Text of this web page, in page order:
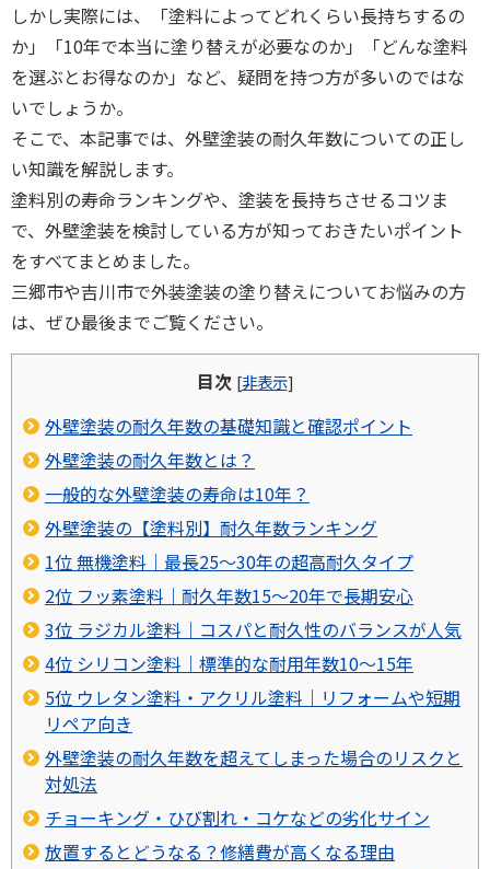
しかし実際には、「塗料によってどれくらい長持ちするの
か」「10年で本当に塗り替えが必要なのか」「どんな塗料
を選ぶとお得なのか」など、疑問を持つ方が多いのではな
いでしょうか。
そこで、本記事では、外壁塗装の耐久年数についての正し
い知識を解説します。
塗料別の寿命ランキングや、塗装を長持ちさせるコツま
で、外壁塗装を検討している方が知っておきたいポイント
をすべてまとめました。
三郷市や吉川市で外装塗装の塗り替えについてお悩みの方
は、ぜひ最後までご覧ください。
目次 [非表示]
外壁塗装の耐久年数の基礎知識と確認ポイント
外壁塗装の耐久年数とは？
一般的な外壁塗装の寿命は10年？
外壁塗装の【塗料別】耐久年数ランキング
1位 無機塗料｜最長25〜30年の超高耐久タイプ
2位 フッ素塗料｜耐久年数15〜20年で長期安心
3位 ラジカル塗料｜コスパと耐久性のバランスが人気
4位 シリコン塗料｜標準的な耐用年数10〜15年
5位 ウレタン塗料・アクリル塗料｜リフォームや短期
リペア向き
外壁塗装の耐久年数を超えてしまった場合のリスクと
対処法
チョーキング・ひび割れ・コケなどの劣化サイン
放置するとどうなる？修繕費が高くなる理由